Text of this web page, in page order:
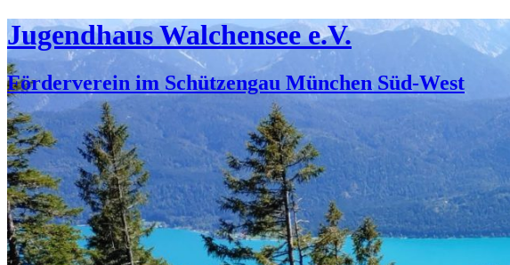
Jugendhaus Walchensee e.V.
Förderverein im Schützengau München Süd-West